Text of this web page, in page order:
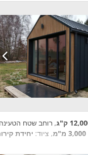
ק"ג
, רוחב שטח
3,000 מ"מ , ציוד: יחידת